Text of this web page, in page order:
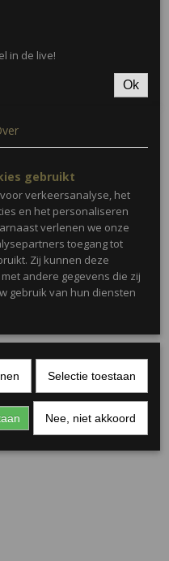
Goud
in de live!
Ok
gebruikt
verkeersanalyse, het
en het personaliseren
verlenen we onze
toegang tot
Zij kunnen deze
andere gegevens die zij
gebruik van hun diensten
Selectie toestaan
Nee, niet akkoord